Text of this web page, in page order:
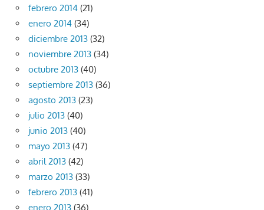
febrero 2014 (21)
enero 2014 (34)
diciembre 2013 (32)
noviembre 2013 (34)
octubre 2013 (40)
septiembre 2013 (36)
agosto 2013 (23)
julio 2013 (40)
junio 2013 (40)
mayo 2013 (47)
abril 2013 (42)
marzo 2013 (33)
febrero 2013 (41)
enero 2013 (36)